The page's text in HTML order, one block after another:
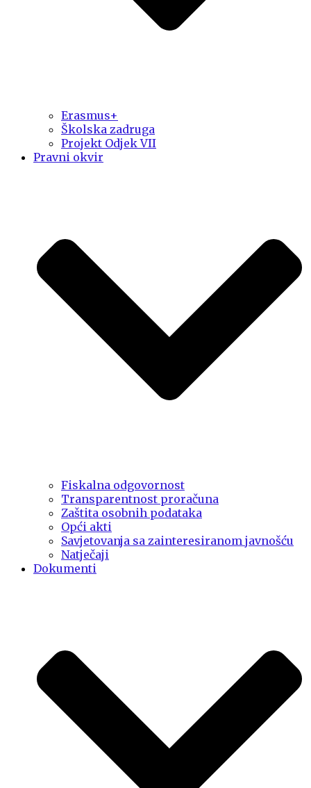
Erasmus+
Školska zadruga
Projekt Odjek VII
Pravni okvir
Fiskalna odgovornost
Transparentnost proračuna
Zaštita osobnih podataka
Opći akti
Savjetovanja sa zainteresiranom javnošću
Natječaji
Dokumenti